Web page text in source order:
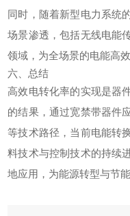
同时，随着新型电力系统
场景渗透，包括无线电能
领域，为全场景的电能高
六、总结
高效电转化率的实现是器
的结果，通过宽禁带器件
等技术路径，当前电能转
料技术与控制技术的持续
地应用，为能源转型与节